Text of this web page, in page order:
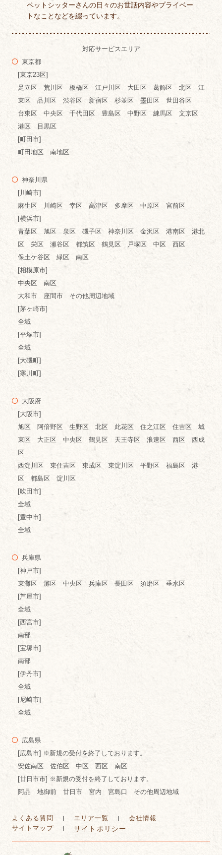
ペットシッターさんの日々のお世話内容やプライベー
トなことなどを綴っています。
対応サービスエリア
東京都
[東京23区]
足立区 荒川区 板橋区 江戸川区 大田区 葛飾区 北区 江
東区 品川区 渋谷区 新宿区 杉並区 墨田区 世田谷区
台東区 中央区 千代田区 豊島区 中野区 練馬区 文京区
港区 目黒区
[町田市]
町田地区 南地区
神奈川県
[川崎市]
麻生区 川崎区 幸区 高津区 多摩区 中原区 宮前区
[横浜市]
青葉区 旭区 泉区 磯子区 神奈川区 金沢区 港南区 港北
区 栄区 瀬谷区 都筑区 鶴見区 戸塚区 中区 西区
保土ケ谷区 緑区 南区
[相模原市]
中央区 南区
大和市 座間市 その他周辺地域
[茅ヶ崎市]
全域
[平塚市]
全域
[大磯町]
[寒川町]
大阪府
[大阪市]
旭区 阿倍野区 生野区 北区 此花区 住之江区 住吉区 城
東区 大正区 中央区 鶴見区 天王寺区 浪速区 西区 西成
区
西淀川区 東住吉区 東成区 東淀川区 平野区 福島区 港
区 都島区 淀川区
[吹田市]
全域
[豊中市]
全域
兵庫県
[神戸市]
東灘区 灘区 中央区 兵庫区 長田区 須磨区 垂水区
[芦屋市]
全域
[西宮市]
南部
[宝塚市]
南部
[伊丹市]
全域
[尼崎市]
全域
広島県
[広島市] ※新規の受付を終了しております。
安佐南区 佐伯区 中区 西区 南区
[廿日市市] ※新規の受付を終了しております。
阿品 地御前 廿日市 宮内 宮島口 その他周辺地域
よくある質問 エリア一覧
会社情報
サイトマップ
サイトポリシー